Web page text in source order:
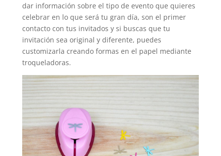
dar información sobre el tipo de evento que quieres
celebrar en lo que será tu gran día, son el primer
contacto con tus invitados y si buscas que tu
invitación sea original y diferente, puedes
customizarla creando formas en el papel mediante
troqueladoras.